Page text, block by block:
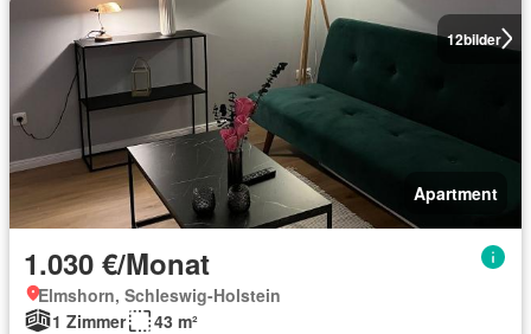
12bilder
Apartment
1.030 €/Monat
Elmshorn, Schleswig-Holstein
1 Zimmer
43 m²